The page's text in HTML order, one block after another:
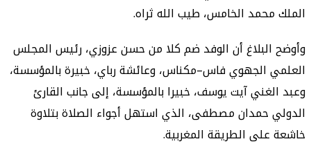
الخامس، طيب الله ثراه.
أن الوفد ضم كلا من حسن عزوزي، رئيس المجلس
الجهوي فاس–مكناس، وعائشة رباي، خبيرة بالمؤسسة،
آيت يوسف، خبيرا بالمؤسسة، إلى جانب القارئ
حمدان مصطفى، الذي استهل أجواء الصلاة بتلاوة
الطريقة المغربية.